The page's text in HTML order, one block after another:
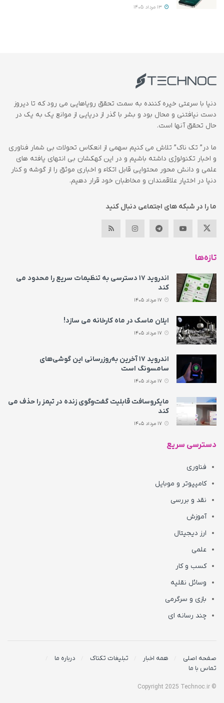
دنیا با سرعتی خیره کننده به سمت تحقق رویاهایی می رود که تا دیروز
دست نیافتنی و محال بود و بشر با گذر از دریایی از موانع یک به یک در
حال تحقق آنها است.
ما در” تک ناک” تلاش می کنیم سهمی از انعکاس تحولات بی شمار فناوری
و اخبار تکنولوژی داشته باشیم و در این کهکشان بی انتهای یافته های
علمی و دانش محور محتوایی قابل اتکاء و اخباری موثق را از گوشه و کنار
دنیا در اختیار علاقمندان و مخاطبان خود قرار دهیم.
ما را در شبکه های اجتماعی دنبال کنید
تازه‌ها
اندروید ۱۷ دسترسی به تنظیمات سریع را محدود می‌
کند
ایلان ماسک در ماه کارخانه می سازد!
اندروید ۱۷ آخرین به‌روزرسانی این گوشی‌های
سامسونگ است
مایکروسافت قابلیت گفت‌وگوی زنده در تیمز را حذف می‌
کند
دسترسی سریع
فناوری
کامپیوتر و موبایل
نقد و بررسی
آموزش
ارز دیجیتال
علمی
کسب و کار
وسائل نقلیه
بازی و سرگرمی
چند رسانه ای
صفحه اصلی همه اخبار تبلیغات تکناک
درباره ما
تماس با ما
© Copyright 2025 Technoc.ir